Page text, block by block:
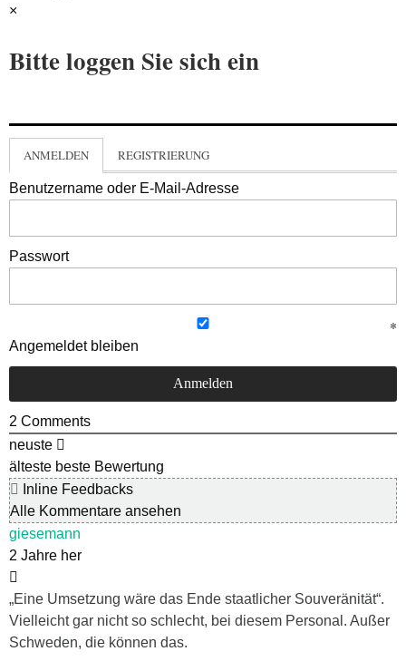
×
Bitte loggen Sie sich ein
ANMELDEN REGISTRIERUNG
Benutzername oder E-Mail-Adresse
Passwort
Angemeldet bleiben
2 Comments
neuste
älteste beste Bewertung
Inline Feedbacks
Alle Kommentare ansehen
giesemann
2 Jahre her
„Eine Umsetzung wäre das Ende staatlicher Souveränität“.
Vielleicht gar nicht so schlecht, bei diesem Personal. Außer
Schweden, die können das.